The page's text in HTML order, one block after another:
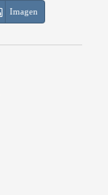
Imagen